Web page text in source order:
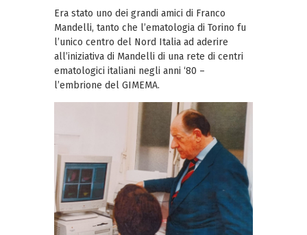
Era stato uno dei grandi amici di Franco
Mandelli, tanto che l’ematologia di Torino fu
l’unico centro del Nord Italia ad aderire
all’iniziativa di Mandelli di una rete di centri
ematologici italiani negli anni ‘80 –
l’embrione del GIMEMA.